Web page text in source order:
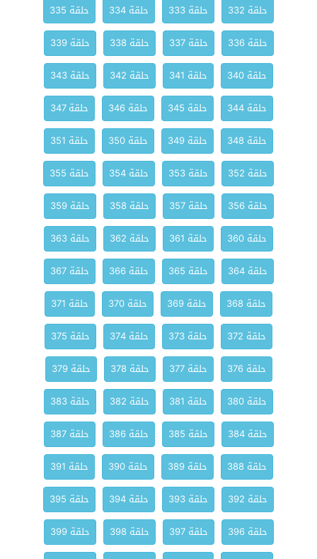
حلقة 332
حلقة 333 حلقة 334
حلقة 335
حلقة 336
حلقة 337 حلقة 338
حلقة 339
حلقة 340
حلقة 341 حلقة 342
حلقة 343
حلقة 344
حلقة 345 حلقة 346
حلقة 347
حلقة 348
حلقة 349 حلقة 350
حلقة 351
حلقة 352
حلقة 353 حلقة 354
حلقة 355
حلقة 356
حلقة 357 حلقة 358
حلقة 359
حلقة 360
حلقة 361 حلقة 362
حلقة 363
حلقة 364
حلقة 365 حلقة 366
حلقة 367
حلقة 368
حلقة 369 حلقة 370
حلقة 371
حلقة 372
حلقة 373 حلقة 374
حلقة 375
حلقة 376
حلقة 377 حلقة 378
حلقة 379
حلقة 380
حلقة 381 حلقة 382
حلقة 383
حلقة 384
حلقة 385 حلقة 386
حلقة 387
حلقة 388
حلقة 389 حلقة 390
حلقة 391
حلقة 392
حلقة 393 حلقة 394
حلقة 395
حلقة 396
حلقة 397 حلقة 398
حلقة 399